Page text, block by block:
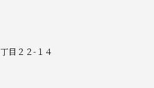
目２２-１４